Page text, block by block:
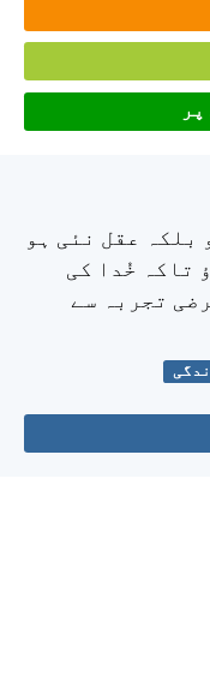
بلکہ عقل نئی ہو
تاکہ خُدا کی
تجربہ سے